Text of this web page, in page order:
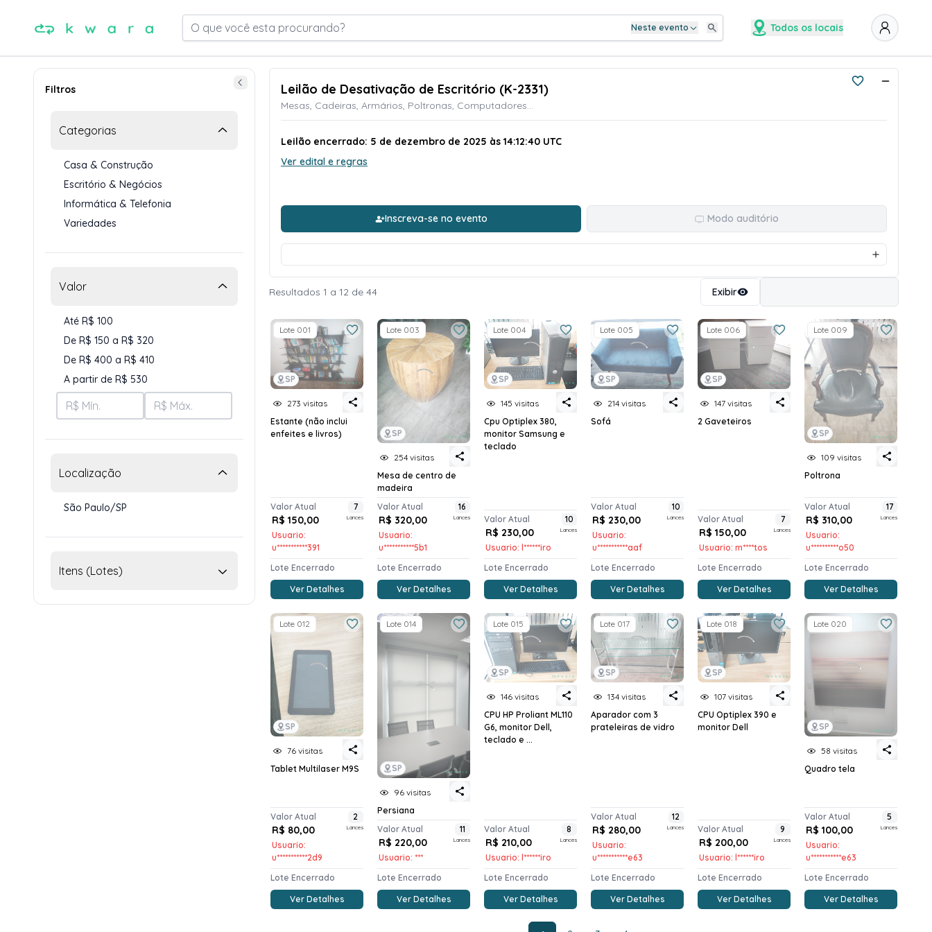
O que você esta procurando? Neste evento Todos os locais
Filtros
Categorias
Casa & Construção
Escritório & Negócios
Informática & Telefonia
Variedades
Valor
Até R$ 100
De R$ 150 a R$ 320
De R$ 400 a R$ 410
A partir de R$ 530
Localização
São Paulo/SP
Itens (Lotes)
Leilão de Desativação de Escritório (K-2331)
Mesas, Cadeiras, Armários, Poltronas, Computadores...
Leilão encerrado: 5 de dezembro de 2025 às 14:12:40 UTC
Ver edital e regras
Inscreva-se no evento Modo auditório
Resultados 1 a 12 de 44 Exibir
SP
Lote 001
273 visitas
Estante (não inclui
enfeites e livros)
Valor Atual
R$ 150,00
Usuario:
u***********391
7
Lances
Lote Encerrado
Ver Detalhes
SP
Lote 003
254 visitas
Mesa de centro de
madeira
Valor Atual
R$ 320,00
Usuario:
u***********5b1
16
Lances
Lote Encerrado
Ver Detalhes
SP
Lote 004
145 visitas
Cpu Optiplex 380,
monitor Samsung e
teclado
Valor Atual
R$ 230,00
Usuario: l******iro
10
Lances
Lote Encerrado
Ver Detalhes
SP
Lote 005
214 visitas
Sofá
Valor Atual
R$ 230,00
Usuario:
u***********aaf
10
Lances
Lote Encerrado
Ver Detalhes
SP
Lote 006
147 visitas
2 Gaveteiros
Valor Atual
R$ 150,00
Usuario: m****tos
7
Lances
Lote Encerrado
Ver Detalhes
SP
Lote 009
109 visitas
Poltrona
Valor Atual
R$ 310,00
Usuario:
u**********o50
17
Lances
Lote Encerrado
Ver Detalhes
SP
Lote 012
76 visitas
Tablet Multilaser M9S
Valor Atual
R$ 80,00
Usuario:
u***********2d9
2
Lances
Lote Encerrado
Ver Detalhes
SP
Lote 014
96 visitas
Persiana
Valor Atual
R$ 220,00
Usuario: ***
11
Lances
Lote Encerrado
Ver Detalhes
SP
Lote 015
146 visitas
CPU HP Proliant ML110
G6, monitor Dell,
teclado e ...
Valor Atual
R$ 210,00
Usuario: l******iro
8
Lances
Lote Encerrado
Ver Detalhes
SP
Lote 017
134 visitas
Aparador com 3
prateleiras de vidro
Valor Atual
R$ 280,00
Usuario:
u***********e63
12
Lances
Lote Encerrado
Ver Detalhes
SP
Lote 018
107 visitas
CPU Optiplex 390 e
monitor Dell
Valor Atual
R$ 200,00
Usuario: l******iro
9
Lances
Lote Encerrado
Ver Detalhes
SP
Lote 020
58 visitas
Quadro tela
Valor Atual
R$ 100,00
Usuario:
u***********e63
5
Lances
Lote Encerrado
Ver Detalhes